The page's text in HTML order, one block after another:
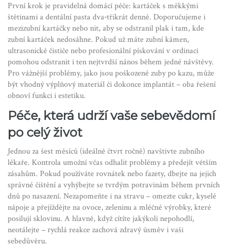
První krok je pravidelná domácí péče: kartáček s měkkými
štětinami a dentální pasta dva‑třikrát denně. Doporučujeme i
mezizubní kartáčky nebo nit, aby se odstranil plak i tam, kde
zubní kartáček nedosáhne. Pokud už máte zubní kámen,
ultrasonické čističe nebo profesionální pískování v ordinaci
pomohou odstranit i ten nejtvrdší nános během jedné návštěvy.
Pro vážnější problémy, jako jsou poškozené zuby po kazu, může
být vhodný výplňový materiál či dokonce implantát – oba řešení
obnoví funkci i estetiku.
Péče, která udrží vaše sebevědomí
po celý život
Jednou za šest měsíců (ideálně čtvrt ročně) navštivte zubního
lékaře. Kontrola umožní včas odhalit problémy a předejít větším
zásahům. Pokud používáte rovnátek nebo fazety, dbejte na jejich
správné čištění a vyhýbejte se tvrdým potravinám během prvních
dnů po nasazení. Nezapomeňte i na stravu – omezte cukr, kyselé
nápoje a přejíždějte na ovoce, zeleninu a mléčné výrobky, které
posilují sklovinu. A hlavně, když cítíte jakýkoli nepohodlí,
neotálejte – rychlá reakce zachová zdravý úsměv i vaši
sebedůvěru.